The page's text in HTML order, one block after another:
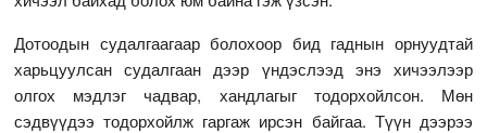
Дотоодын судалгаагаар болохоор бид гаднын орнуудтай
харьцуулсан судалгаан дээр үндэслээд энэ хичээлээр
олгох мэдлэг чадвар, хандлагыг тодорхойлсон. Мөн
сэдвүүдээ тодорхойлж гаргаж ирсэн байгаа. Түүн дээрээ